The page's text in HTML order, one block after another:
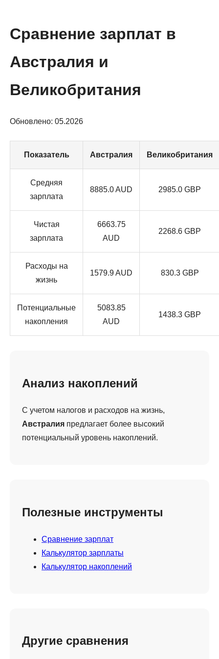
Сравнение зарплат в
Австралия и
Великобритания
Обновлено: 05.2026
Показатель Австралия Великобритания
Средняя
зарплата
8885.0 AUD 2985.0 GBP
Чистая
зарплата
6663.75
AUD
2268.6 GBP
Расходы на
жизнь
1579.9 AUD 830.3 GBP
Потенциальные
накопления
5083.85
AUD
1438.3 GBP
Анализ накоплений
С учетом налогов и расходов на жизнь,
Австралия предлагает более высокий
потенциальный уровень накоплений.
Полезные инструменты
Сравнение зарплат
Калькулятор зарплаты
Калькулятор накоплений
Другие сравнения